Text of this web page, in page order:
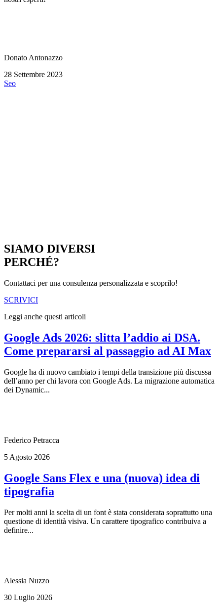
Donato Antonazzo
28 Settembre 2023
Seo
SIAMO DIVERSI
PERCHÉ?
Contattaci per una consulenza personalizzata e scoprilo!
SCRIVICI
Leggi anche questi articoli
Google Ads 2026: slitta l’addio ai DSA.
Come prepararsi al passaggio ad AI Max
Google ha di nuovo cambiato i tempi della transizione più discussa
dell’anno per chi lavora con Google Ads. La migrazione automatica
dei Dynamic...
Federico Petracca
5 Agosto 2026
Google Sans Flex e una (nuova) idea di
tipografia
Per molti anni la scelta di un font è stata considerata soprattutto una
questione di identità visiva. Un carattere tipografico contribuiva a
definire...
Alessia Nuzzo
30 Luglio 2026